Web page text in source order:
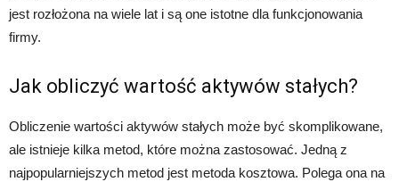
jest rozłożona na wiele lat i są one istotne dla funkcjonowania
firmy.
Jak obliczyć wartość aktywów stałych?
Obliczenie wartości aktywów stałych może być skomplikowane,
ale istnieje kilka metod, które można zastosować. Jedną z
najpopularniejszych metod jest metoda kosztowa. Polega ona na